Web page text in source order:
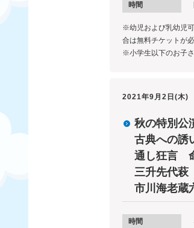
時間
※幼児および乳幼児
合は無料チケットが
※小学生以下のお子
2021年9月2日(木)
秋の特別公
古典への誘
通し狂言
三升先代萩
市川海老蔵
時間